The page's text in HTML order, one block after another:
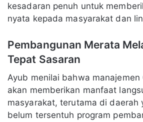
kesadaran penuh untuk
nyata kepada masyarakat dan
Pembangunan Merata
Tepat Sasaran
Ayub menilai bahwa manajemen
akan memberikan manfaat
masyarakat, terutama di daerah
belum tersentuh program